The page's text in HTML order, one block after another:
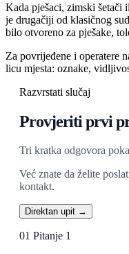
Kada pješaci, zimski šetači
je drugačiji od klasičnog
bilo otvoreno za pješake,
Za povrijeđene i operatere
licu mjesta: oznake,
Razvrstati slučaj
Provjeriti prvi
Tri kratka odgovora
Već znate da želite
kontakt.
Direktan upit →
01 Pitanje 1